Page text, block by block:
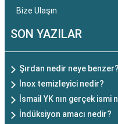
Bize Ulaşın
SON YAZILAR
Şırdan nedir neye benzer?
İnox temizleyici nedir?
İsmail YK nın gerçek ismi
İndüksiyon amacı nedir?